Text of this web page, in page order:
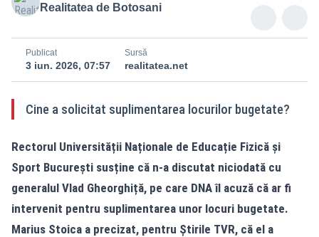
Realitatea de Botosani
Publicat
3 iun. 2026, 07:57
Sursă
realitatea.net
Cine a solicitat suplimentarea locurilor bugetate?
Rectorul Universității Naționale de Educație Fizică și
Sport București susține că n-a discutat niciodată cu
generalul Vlad Gheorghiță, pe care DNA îl acuză că ar fi
intervenit pentru suplimentarea unor locuri bugetate.
Marius Stoica a precizat, pentru Știrile TVR, că el a